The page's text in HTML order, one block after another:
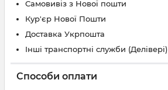
Самовивіз з Нової пошти
Кур'єр Нової Пошти
Доставка Укрпошта
Інші транспортні служби (Делівері)
Способи оплати